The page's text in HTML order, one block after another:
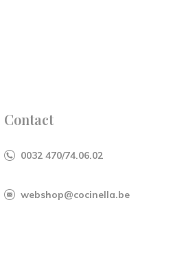
Contact
0032 470/74.06.02
webshop@cocinella.be